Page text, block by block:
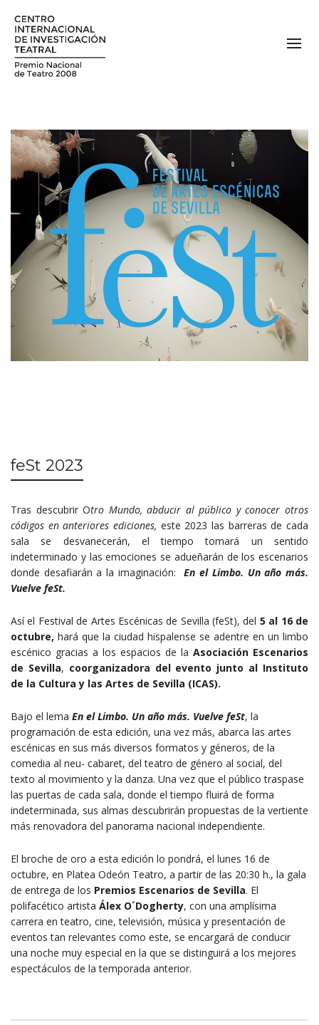
feSt 2023
Tras descubrir Otro Mundo, abducir al público y conocer otros
códigos en anteriores ediciones, este 2023 las barreras de cada
sala se desvanecerán, el tiempo tomará un sentido
indeterminado y las emociones se adueñarán de los escenarios
donde desafiarán a la imaginación:En el Limbo. Un año más.
Vuelve feSt.
Así el Festival de Artes Escénicas de Sevilla (feSt), del 5 al 16 de
octubre, hará que la ciudad hispalense se adentre en un limbo
escénico gracias a los espacios de la Asociación Escenarios
de Sevilla, coorganizadora del evento junto al Instituto
de la Cultura y las Artes de Sevilla (ICAS).
Bajo el lema En el Limbo. Un año más. Vuelve feSt, la
programación de esta edición, una vez más, abarca las artes
escénicas en sus más diversos formatos y géneros, de la
comedia al neu- cabaret, del teatro de género al social, del
texto al movimiento y la danza. Una vez que el público traspase
las puertas de cada sala, donde el tiempo fluirá de forma
indeterminada, sus almas descubrirán propuestas de la vertiente
más renovadora del panorama nacional independiente.
El broche de oro a esta edición lo pondrá, el lunes 16 de
octubre, en Platea Odeón Teatro, a partir de las 20:30 h., la gala
de entrega de los Premios Escenarios de Sevilla. El
polifacético artista Álex O´Dogherty, con una amplísima
carrera en teatro, cine, televisión, música y presentación de
eventos tan relevantes como este, se encargará de conducir
una noche muy especial en la que se distinguirá a los mejores
espectáculos de la temporada anterior.